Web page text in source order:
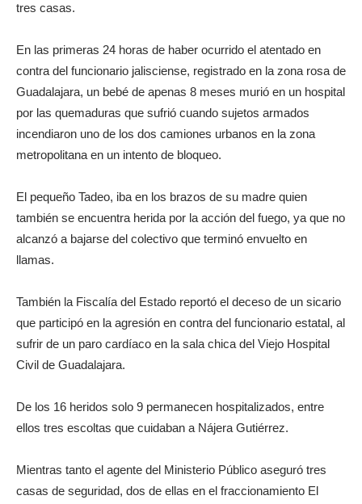
tres casas.
En las primeras 24 horas de haber ocurrido el atentado en
contra del funcionario jalisciense, registrado en la zona rosa de
Guadalajara, un bebé de apenas 8 meses murió en un hospital
por las quemaduras que sufrió cuando sujetos armados
incendiaron uno de los dos camiones urbanos en la zona
metropolitana en un intento de bloqueo.
El pequeño Tadeo, iba en los brazos de su madre quien
también se encuentra herida por la acción del fuego, ya que no
alcanzó a bajarse del colectivo que terminó envuelto en
llamas.
También la Fiscalía del Estado reportó el deceso de un sicario
que participó en la agresión en contra del funcionario estatal, al
sufrir de un paro cardíaco en la sala chica del Viejo Hospital
Civil de Guadalajara.
De los 16 heridos solo 9 permanecen hospitalizados, entre
ellos tres escoltas que cuidaban a Nájera Gutiérrez.
Mientras tanto el agente del Ministerio Público aseguró tres
casas de seguridad, dos de ellas en el fraccionamiento El